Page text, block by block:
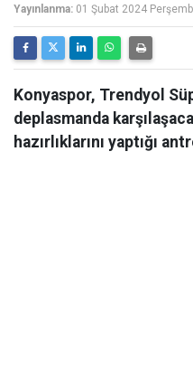
Yayınlanma: 01 Şubat 2024
Konyaspor, Trendyol
deplasmanda
hazırlıklarını yaptığı